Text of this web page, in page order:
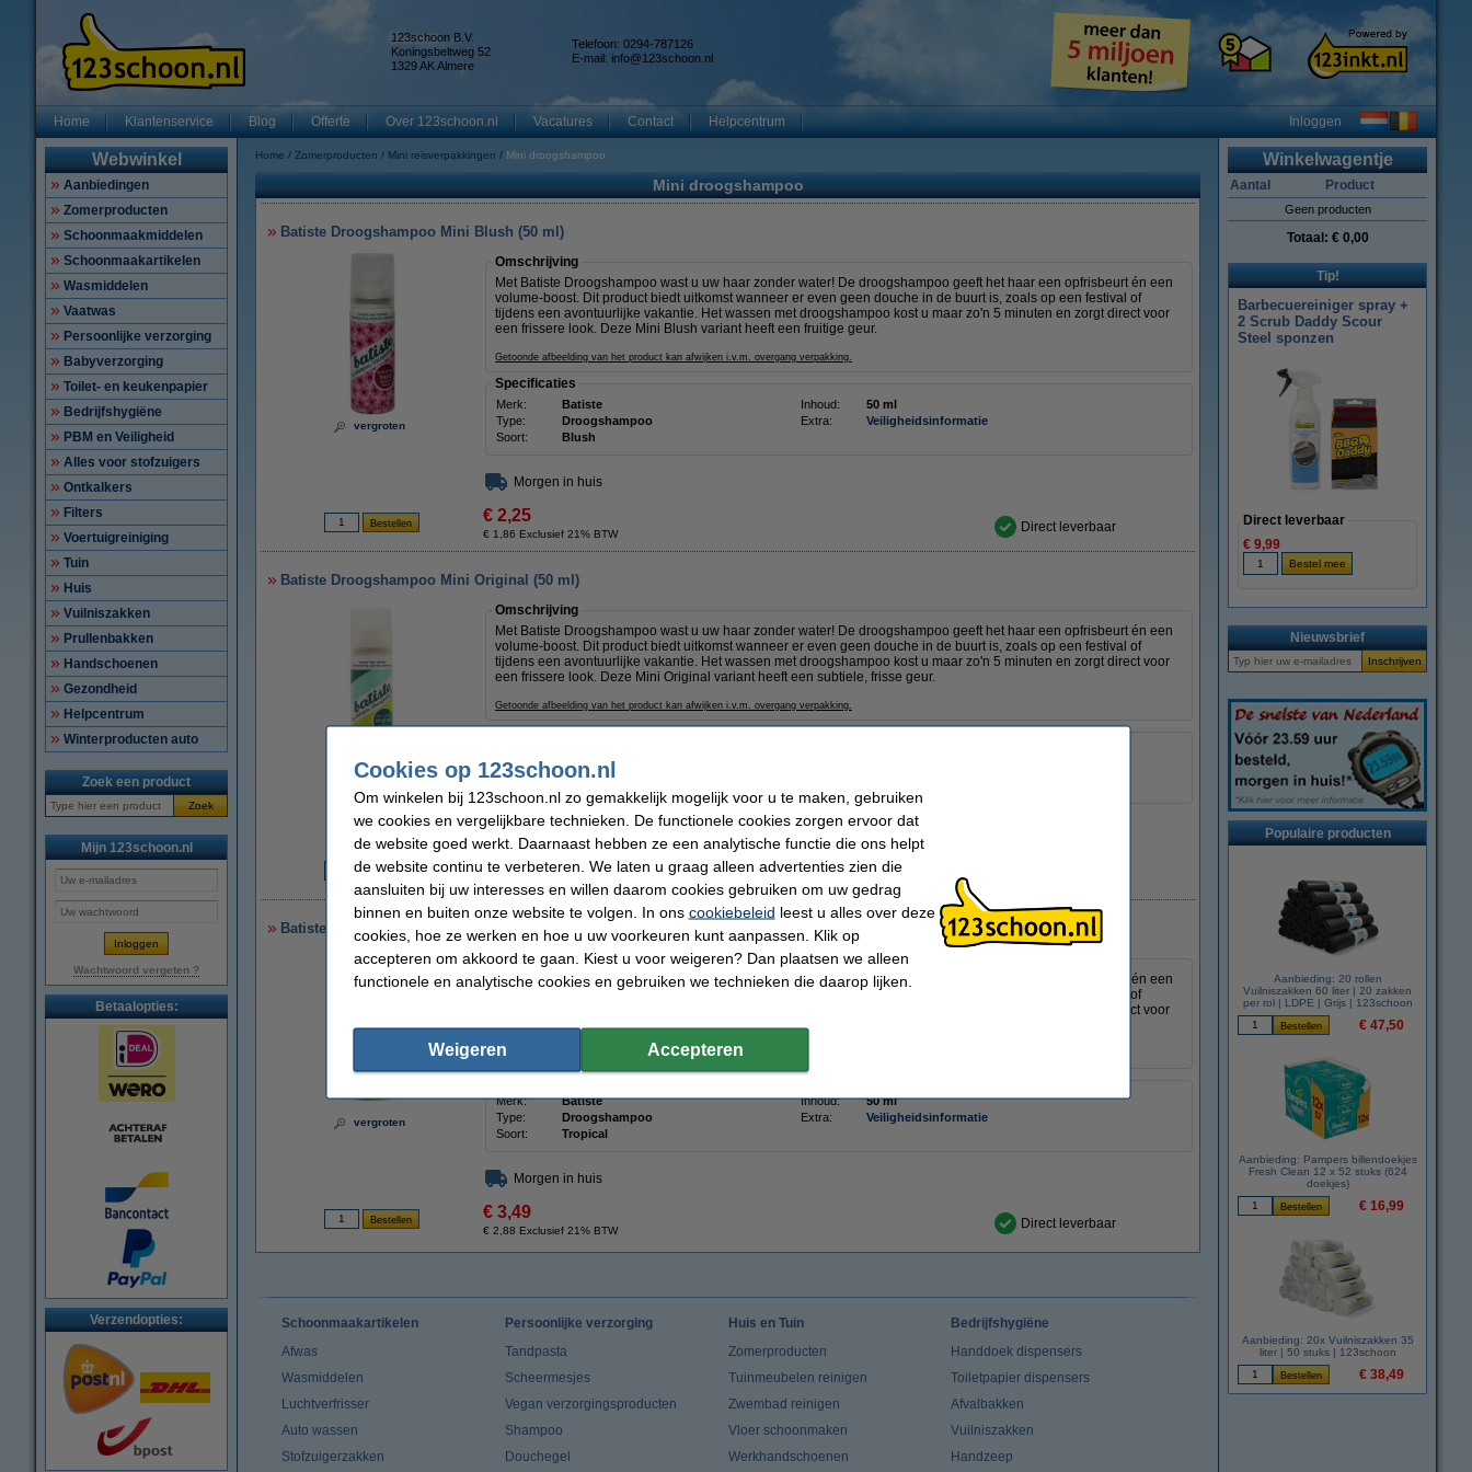
123schoon B.V.
Koningsbeltweg 52
1329 AK Almere
Telefoon: 0294-787126
E-mail: info@123schoon.nl
Home Klantenservice Blog Offerte Over 123schoon.nl Vacatures Contact Helpcentrum Inloggen
Webwinkel
Aanbiedingen
Zomerproducten
Schoonmaakmiddelen
Schoonmaakartikelen
Wasmiddelen
Vaatwas
Persoonlijke verzorging
Babyverzorging
Toilet- en keukenpapier
Bedrijfshygiëne
PBM en Veiligheid
Alles voor stofzuigers
Ontkalkers
Filters
Voertuigreiniging
Tuin
Huis
Vuilniszakken
Prullenbakken
Handschoenen
Gezondheid
Helpcentrum
Winterproducten auto
Zoek een product
Zoek
Mijn 123schoon.nl
Wachtwoord vergeten ?
Betaalopties:
Verzendopties:
Home Zomerproducten Mini reisverpakkingen Mini droogshampoo
Mini droogshampoo
Batiste Droogshampoo Mini Blush (50 ml)
vergroten
Omschrijving
Met Batiste Droogshampoo wast u uw haar zonder water! De droogshampoo geeft het haar een opfrisbeurt én een
volume-boost. Dit product biedt uitkomst wanneer er even geen douche in de buurt is, zoals op een festival of
tijdens een avontuurlijke vakantie. Het wassen met droogshampoo kost u maar zo'n 5 minuten en zorgt direct voor
een frissere look. Deze Mini Blush variant heeft een fruitige geur.
Getoonde afbeelding van het product kan afwijken i.v.m. overgang verpakking.
Specificaties
Merk: Batiste Inhoud:
50 ml
Type:
Droogshampoo Extra:
Veiligheidsinformatie
Soort:
Blush
Morgen in huis
€ 2,25
€ 1,86 Exclusief 21% BTW Direct leverbaar
Batiste Droogshampoo Mini Original (50 ml)
vergroten
Omschrijving
Met Batiste Droogshampoo wast u uw haar zonder water! De droogshampoo geeft het haar een opfrisbeurt én een
volume-boost. Dit product biedt uitkomst wanneer er even geen douche in de buurt is, zoals op een festival of
tijdens een avontuurlijke vakantie. Het wassen met droogshampoo kost u maar zo'n 5 minuten en zorgt direct voor
een frissere look. Deze Mini Original variant heeft een subtiele, frisse geur.
Getoonde afbeelding van het product kan afwijken i.v.m. overgang verpakking.
Specificaties
Type:
Droogshampoo
Morgen in huis
€ 3,25
€ 2,69 Exclusief 21% BTW
Batiste Droogshampoo Mini Tropical (50 ml)
vergroten
Omschrijving
Met Batiste Droogshampoo wast u uw haar zonder water! De droogshampoo geeft het haar een opfrisbeurt én een
volume-boost. Dit product biedt uitkomst wanneer er even geen douche in de buurt is, zoals op een festival of
tijdens een avontuurlijke vakantie. Het wassen met droogshampoo kost u maar zo'n 5 minuten en zorgt direct voor
een frissere look. Deze Mini Tropical variant heeft een frisse fruitige geur.
Getoonde afbeelding van het product kan afwijken i.v.m. overgang verpakking.
Merk: Batiste Inhoud:
50 ml
Type:
Droogshampoo Extra:
Veiligheidsinformatie
Soort:
Tropical
Morgen in huis
€ 3,49
€ 2,88 Exclusief 21% BTW Direct leverbaar
Winkelwagentje
Aantal Product
Geen producten
Totaal: € 0,00
Tip!
Barbecuereiniger spray +
2 Scrub Daddy Scour
Steel sponzen
Direct leverbaar
€ 9,99
Nieuwsbrief
Populaire producten
Aanbieding: 20 rollen
Vuilniszakken 60 liter | 20 zakken
per rol | LDPE | Grijs | 123schoon
€ 47,50
Aanbieding: Pampers billendoekjes
Fresh Clean 12 x 52 stuks (624
doekjes)
€ 16,99
Aanbieding: 20x Vuilniszakken 35
liter | 50 stuks | 123schoon
€ 38,49
Schoonmaakartikelen
Afwas
Wasmiddelen
Luchtverfrisser
Auto wassen
Stofzuigerzakken
Persoonlijke verzorging
Tandpasta
Scheermesjes
Vegan verzorgingsproducten
Shampoo
Douchegel
Huis en Tuin
Zomerproducten
Tuinmeubelen reinigen
Zwembad reinigen
Vloer schoonmaken
Werkhandschoenen
Bedrijfshygiëne
Handdoek dispensers
Toiletpapier dispensers
Afvalbakken
Vuilniszakken
Handzeep
Cookies op 123schoon.nl
Om winkelen bij 123schoon.nl zo gemakkelijk mogelijk voor u te maken, gebruiken
we cookies en vergelijkbare technieken. De functionele cookies zorgen ervoor dat
de website goed werkt. Daarnaast hebben ze een analytische functie die ons helpt
de website continu te verbeteren. We laten u graag alleen advertenties zien die
aansluiten bij uw interesses en willen daarom cookies gebruiken om uw gedrag
binnen en buiten onze website te volgen. In ons cookiebeleid leest u alles over deze
cookies, hoe ze werken en hoe u uw voorkeuren kunt aanpassen. Klik op
accepteren om akkoord te gaan. Kiest u voor weigeren? Dan plaatsen we alleen
functionele en analytische cookies en gebruiken we technieken die daarop lijken.
Weigeren Accepteren